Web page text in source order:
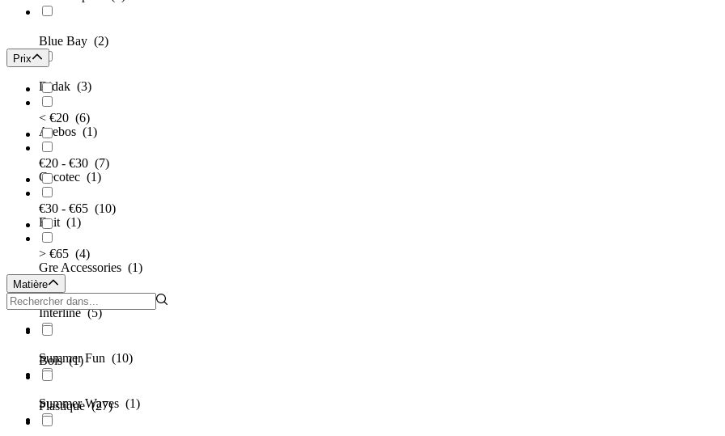
Blue Bay (2)
Didak (3)
Arebos (1)
Cecotec (1)
Exit (1)
Gre Accessories (1)
Interline(5)
Summer Fun (10)
Summer Waves (1)
Prix
< €20 (6)
€20 - €30 (7)
€30 - €65 (10)
> €65 (4)
Matière
Bois(1)
Plastique(27)